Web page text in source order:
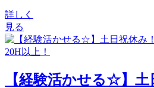
詳しく
見る
【経験活かせる☆】土